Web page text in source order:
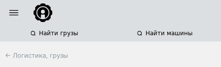
Найти грузы Найти машины
← Логистика, грузы